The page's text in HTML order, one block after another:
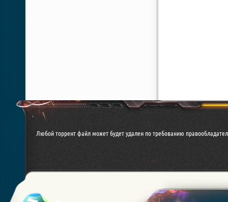
Любой торрент файл может будет удален по требованию